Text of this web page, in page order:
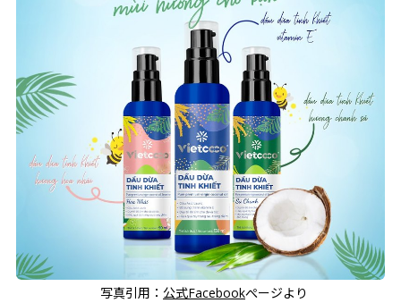
写真引用： 公式Facebookぺージより